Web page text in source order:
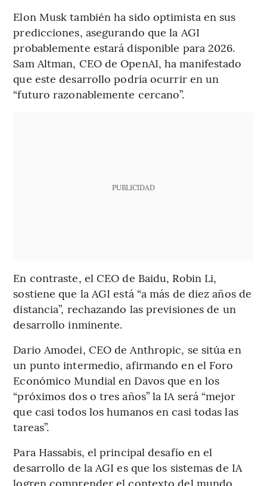
Elon Musk también ha sido optimista en sus
predicciones, asegurando que la AGI
probablemente estará disponible para 2026.
Sam Altman, CEO de OpenAI, ha manifestado
que este desarrollo podría ocurrir en un
“futuro razonablemente cercano”.
PUBLICIDAD
En contraste, el CEO de Baidu, Robin Li,
sostiene que la AGI está “a más de diez años de
distancia”, rechazando las previsiones de un
desarrollo inminente.
Dario Amodei, CEO de Anthropic, se sitúa en
un punto intermedio, afirmando en el Foro
Económico Mundial en Davos que en los
“próximos dos o tres años” la IA será “mejor
que casi todos los humanos en casi todas las
tareas”.
Para Hassabis, el principal desafío en el
desarrollo de la AGI es que los sistemas de IA
logren comprender el contexto del mundo